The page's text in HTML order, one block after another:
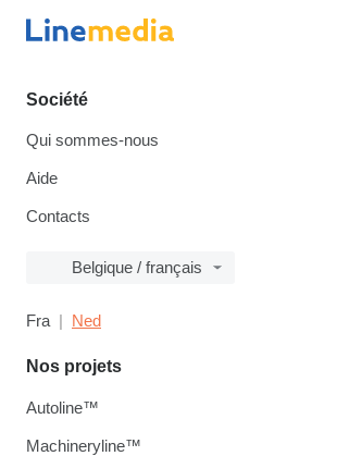
Société
Qui sommes-nous
Aide
Contacts
Belgique / français
Fra Ned
Nos projets
Autoline™
Machineryline™